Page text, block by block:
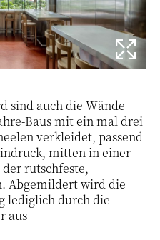
sind auch die Wände
Baus mit ein mal drei
verkleidet, passend
mitten in einer
rutschfeste,
Abgemildert wird die
lediglich durch die
aus